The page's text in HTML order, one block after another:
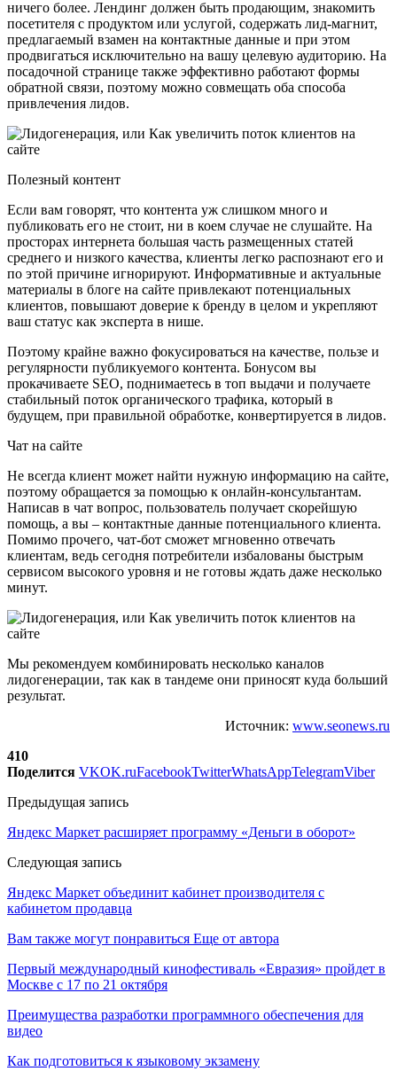
ничего более. Лендинг должен быть продающим, знакомить
посетителя с продуктом или услугой, содержать лид-магнит,
предлагаемый взамен на контактные данные и при этом
продвигаться исключительно на вашу целевую аудиторию. На
посадочной странице также эффективно работают формы
обратной связи, поэтому можно совмещать оба способа
привлечения лидов.
Полезный контент
Если вам говорят, что контента уж слишком много и
публиковать его не стоит, ни в коем случае не слушайте. На
просторах интернета большая часть размещенных статей
среднего и низкого качества, клиенты легко распознают его и
по этой причине игнорируют. Информативные и актуальные
материалы в блоге на сайте привлекают потенциальных
клиентов, повышают доверие к бренду в целом и укрепляют
ваш статус как эксперта в нише.
Поэтому крайне важно фокусироваться на качестве, пользе и
регулярности публикуемого контента. Бонусом вы
прокачиваете SEO, поднимаетесь в топ выдачи и получаете
стабильный поток органического трафика, который в
будущем, при правильной обработке, конвертируется в лидов.
Чат на сайте
Не всегда клиент может найти нужную информацию на сайте,
поэтому обращается за помощью к онлайн-консультантам.
Написав в чат вопрос, пользователь получает скорейшую
помощь, а вы – контактные данные потенциального клиента.
Помимо прочего, чат-бот сможет мгновенно отвечать
клиентам, ведь сегодня потребители избалованы быстрым
сервисом высокого уровня и не готовы ждать даже несколько
минут.
Мы рекомендуем комбинировать несколько каналов
лидогенерации, так как в тандеме они приносят куда больший
результат.
Источник: www.seonews.ru
410
Поделится VKOK.ruFacebookTwitterWhatsAppTelegramViber
Предыдущая запись
Яндекс Маркет расширяет программу «Деньги в оборот»
Следующая запись
Яндекс Маркет объединит кабинет производителя с
кабинетом продавца
Вам также могут понравиться Еще от автора
Первый международный кинофестиваль «Евразия» пройдет в
Москве с 17 по 21 октября
Преимущества разработки программного обеспечения для
видео
Как подготовиться к языковому экзамену